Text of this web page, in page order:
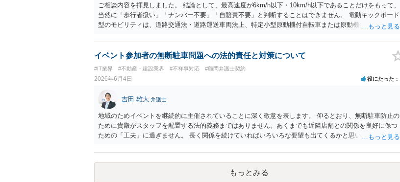
ご相談内容を拝見しました。 結論として、最高速度が6km/h以下・10km/h以下であることだけをもって、
当然に「歩行者扱い」「ナンバー不要」「自賠責不要」と判断することはできません。 電動キックボード
型のモビリティは、道路交通法・道路運送車両法上、特定小型原動機付自転車または原動機付自転車に該
合、ナンバー取得、自賠責保険加入は必要です。 WALKCARについては、メーカー公表情報上、警察庁・
国土交通省により、一定の10km/h以下モデルについて道路交通法上の車両に当たらず、歩行者扱いと整理
理と考えるべきで、「最高速度10km/h以下の電動モビリティ一般がすべて歩行者扱いになる」という一般
基準が公表されているわけではありません。 したがって、小型電動キックボードを開発・販売する場合に
は、「低速だからナンバー不要」と判断せず、具体的な仕様を前提に、警察庁・国土交通省・地方運輸局
等へ事前確認することをおすすめします。
イベント参加者の無断駐車問題への法的責任と対策について
#IT業界 #不動産・建設業界 #不祥事対応 #顧問弁護士契約
2026年6月4日 役にたった
吉田 雄大 弁護士
地域のためイベントを継続的に主催されていることに深く敬意を表します。 仰るとおり、無断駐車防止の
ために貴殿がスタッフを配置する法的義務まではありません。あくまでも近隣店舗との関係を良好に保つ
ための「工夫」に過ぎません。 長く関係を続けていればいろいろな要望も出てくるかと思いますが、要望
用かを総合的に考えながら進めていくのが良いかと存じます。
もっとみる